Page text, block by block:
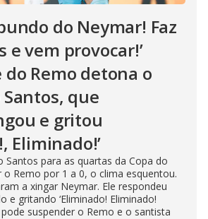
do Neymar! Faz
e vem provocar!’
Remo detona o
que
e gritou
Eliminado!’
Santos para as quartas da Copa do
o Remo por 1 a 0, o clima esquentou.
a xingar Neymar. Ele respondeu
e gritando ‘Eliminado! Eliminado!
pode suspender o Remo e o santista